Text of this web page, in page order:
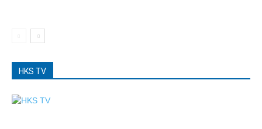
HKS TV